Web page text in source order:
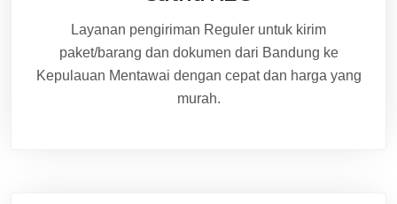
Layanan pengiriman Reguler untuk kirim
paket/barang dan dokumen dari Bandung ke
Kepulauan Mentawai dengan cepat dan harga yang
murah.